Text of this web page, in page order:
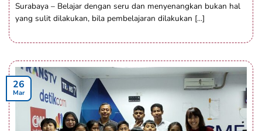
Surabaya – Belajar dengan seru dan menyenangkan bukan hal
yang sulit dilakukan, bila pembelajaran dilakukan [...]
26
Mar